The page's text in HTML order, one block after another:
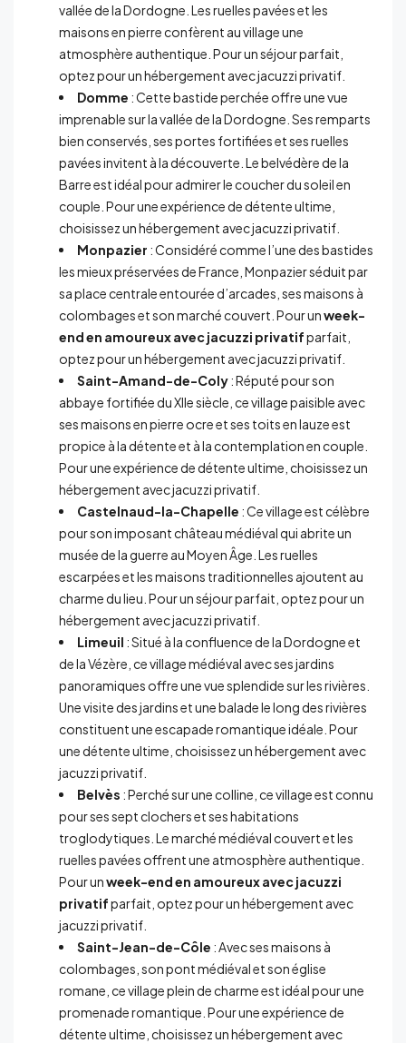
vallée de la Dordogne. Les ruelles pavées et les
maisons en pierre confèrent au village une
atmosphère authentique. Pour un séjour parfait,
optez pour un hébergement avec jacuzzi privatif.
Domme : Cette bastide perchée offre une vue
imprenable sur la vallée de la Dordogne. Ses remparts
bien conservés, ses portes fortifiées et ses ruelles
pavées invitent à la découverte. Le belvédère de la
Barre est idéal pour admirer le coucher du soleil en
couple. Pour une expérience de détente ultime,
choisissez un hébergement avec jacuzzi privatif.
Monpazier : Considéré comme l’une des bastides
les mieux préservées de France, Monpazier séduit par
sa place centrale entourée d’arcades, ses maisons à
colombages et son marché couvert. Pour unweek-
end en amoureux avec jacuzzi privatifparfait,
optez pour un hébergement avec jacuzzi privatif.
Saint-Amand-de-Coly: Réputé pour son
abbaye fortifiée du XIIe siècle, ce village paisible avec
ses maisons en pierre ocre et ses toits en lauze est
propice à la détente et à la contemplation en couple.
Pour une expérience de détente ultime, choisissez un
hébergement avec jacuzzi privatif.
Castelnaud-la-Chapelle : Ce village est célèbre
pour son imposant château médiéval qui abrite un
musée de la guerre au Moyen Âge. Les ruelles
escarpées et les maisons traditionnelles ajoutent au
charme du lieu. Pour un séjour parfait, optez pour un
hébergement avec jacuzzi privatif.
Limeuil : Situé à la confluence de la Dordogne et
de la Vézère, ce village médiéval avec ses jardins
panoramiques offre une vue splendide sur les rivières.
Une visite des jardins et une balade le long des rivières
constituent une escapade romantique idéale. Pour
une détente ultime, choisissez un hébergement avec
jacuzzi privatif.
Belvès : Perché sur une colline, ce village est connu
pour ses sept clochers et ses habitations
troglodytiques. Le marché médiéval couvert et les
ruelles pavées offrent une atmosphère authentique.
Pour unweek-end en amoureux avec jacuzzi
privatifparfait, optez pour un hébergement avec
jacuzzi privatif.
Saint-Jean-de-Côle : Avec ses maisons à
colombages, son pont médiéval et son église
romane, ce village plein de charme est idéal pour une
promenade romantique. Pour une expérience de
détente ultime, choisissez un hébergement avec